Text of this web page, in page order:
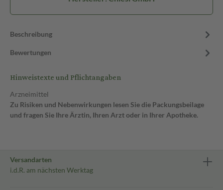
Beschreibung
Bewertungen
Hinweistexte und Pflichtangaben
Arzneimittel
Zu Risiken und Nebenwirkungen lesen Sie die Packungsbeilage
und fragen Sie Ihre Ärztin, Ihren Arzt oder in Ihrer Apotheke.
Versandarten
i.d.R. am nächsten Werktag